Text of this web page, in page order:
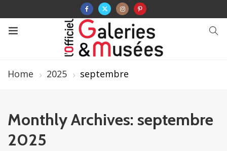
Home 2025 septembre
Monthly Archives: septembre
2025